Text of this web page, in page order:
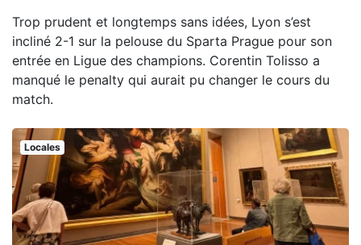
Trop prudent et longtemps sans idées, Lyon s’est
incliné 2-1 sur la pelouse du Sparta Prague pour son
entrée en Ligue des champions. Corentin Tolisso a
manqué le penalty qui aurait pu changer le cours du
match.
Locales